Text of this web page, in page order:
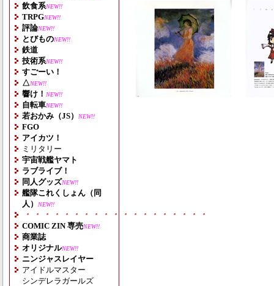
飲食系NEW!!
TRPGNEW!!
評論NEW!!
とびものNEW!!
鉄道
技術系NEW!!
すごーい！
△NEW!!
響け！ NEW!!
自転車NEW!!
若おかみ（JS） NEW!!
FGO
アイカツ！
ミリタリー
宇宙戦艦ヤマト
ラブライブ！
同人グッズNEW!!
艦隊これくしょん（同
人）
NEW!!
・・・・・・・・・・・・・・・・・・・
COMIC ZIN 専売NEW!!
商業誌
オリジナルNEW!!
ニンジャスレイヤー
アイドルマスター
シンデレラガールズ